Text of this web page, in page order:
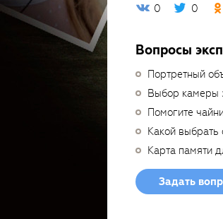
0 0
Вопросы
Портретный
Выбор камеры
Помогите
Какой выбрать
Карта памяти
Задать